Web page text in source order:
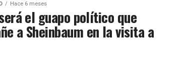
Hace 6 meses
el guapo político que
a Sheinbaum en la visita a